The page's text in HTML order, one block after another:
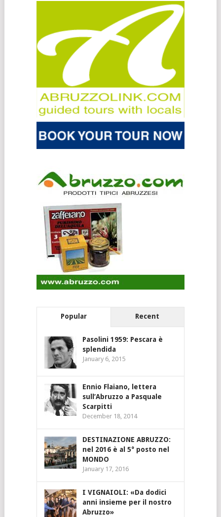
Popular Recent
Pasolini 1959: Pescara è
splendida
January 6, 2015
Ennio Flaiano, lettera
sull’Abruzzo a Pasquale
Scarpitti
December 18, 2014
DESTINAZIONE ABRUZZO:
nel 2016 è al 5° posto nel
MONDO
January 17, 2016
I VIGNAIOLI: «Da dodici
anni insieme per il nostro
Abruzzo»